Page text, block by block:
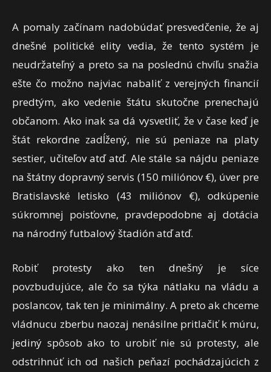
A pomaly začínam nadobúdať presvedčenie, že aj
dnešné politické elity vedia, že tento systém je
neudržateľný a preto sa na poslednú chvíľu snažia
ešte čo možno najviac nabaliť z verejných financií
predtým, ako vedenie štátu skutočne prenechajú
občanom. Ako inak sa dá vysvetliť, že v čase keď je
štát rekordne zadĺžený, nie sú peniaze na platy
sestier, učiteľov atď atď. Ale stále sa nájdu peniaze
na štátny dopravný servis (150 miliónov €), úver pre
Bratislavské letisko (43 miliónov €), odkúpenie
súkromnej poisťovne, pravdepodobne aj dotácia
na národný futbalový štadión atď atď.
Robiť protesty ako ten dnešný je síce
povzbudujúce, ale čo sa týka nátlaku na vládu a
poslancov, tak ten je minimálny. A preto ak chceme
vládnucu zberbu naozaj nenásilne pritlačiť k múru,
jediný spôsob ako to urobiť nie sú protesty, ale
odstrihnúť ich od našich peňazí pochádzajúcich z